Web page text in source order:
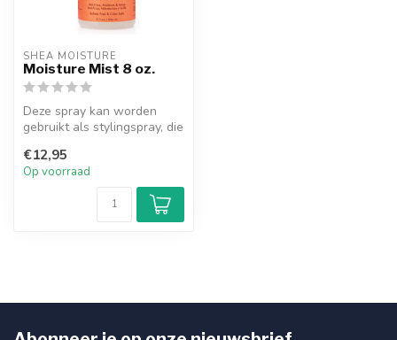
SHEA MOISTURE
Moisture Mist 8 oz.
Deze spray kan worden
gebruikt als stylingspray, die
gemakkeli...
€12,95
Op voorraad